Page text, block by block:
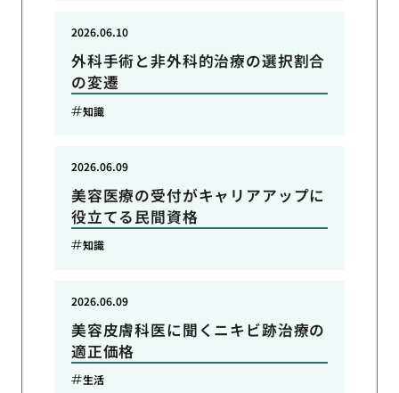
外科手術と非外科的治療の選択割合
の変遷
2026.06.10
知識
美容医療の受付がキャリアアップに
役立てる民間資格
2026.06.09
知識
美容皮膚科医に聞くニキビ跡治療の
適正価格
2026.06.09
生活